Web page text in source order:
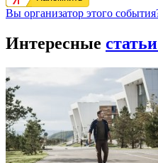
Вы организатор этого
Интересные